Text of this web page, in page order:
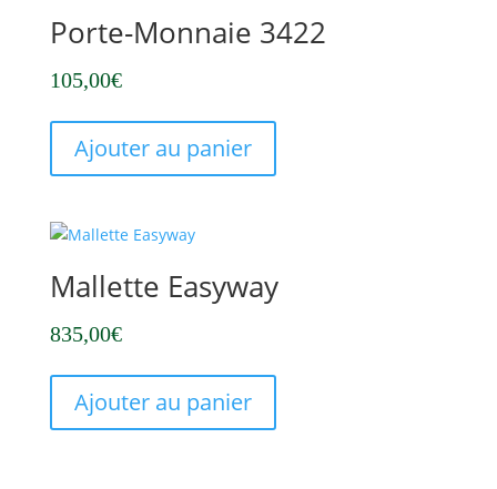
Porte-Monnaie 3422
105,00€
Ajouter au panier
Mallette Easyway
835,00€
Ajouter au panier